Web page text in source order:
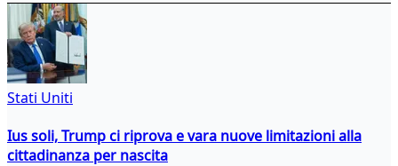
Stati Uniti
Ius soli, Trump ci riprova e vara nuove limitazioni alla
cittadinanza per nascita